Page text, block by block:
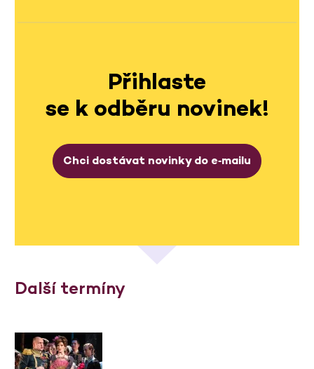
Přihlaste
se k odběru novinek!
Chci dostávat novinky do e‑mailu
Další termíny